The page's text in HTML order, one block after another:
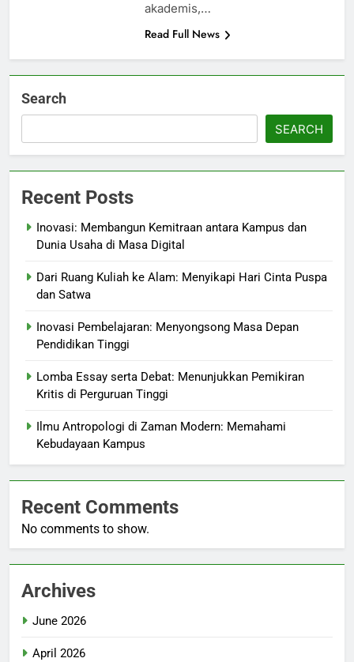
akademis,…
Read Full News
Search
SEARCH
Recent Posts
Inovasi: Membangun Kemitraan antara Kampus dan
Dunia Usaha di Masa Digital
Dari Ruang Kuliah ke Alam: Menyikapi Hari Cinta Puspa
dan Satwa
Inovasi Pembelajaran: Menyongsong Masa Depan
Pendidikan Tinggi
Lomba Essay serta Debat: Menunjukkan Pemikiran
Kritis di Perguruan Tinggi
Ilmu Antropologi di Zaman Modern: Memahami
Kebudayaan Kampus
Recent Comments
No comments to show.
Archives
June 2026
April 2026